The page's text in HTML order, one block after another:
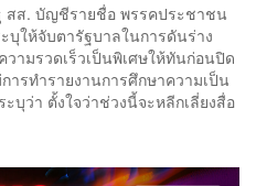
ส. บัญชีรายชื่อ พรรคประชาชน
บุให้จับตารัฐบาลในการดันร่าง
ามรวดเร็วเป็นพิเศษให้ทันก่อนปิด
ารทำรายงานการศึกษาความเป็น
บุว่า ตั้งใจว่าช่วงนี้จะหลีกเลี่ยงสื่อ